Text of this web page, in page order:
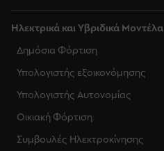
Ηλεκτρικά και Υβριδικά Μοντέλα
Δημόσια Φόρτιση
Υπολογιστής εξοικονόμησης
Υπολογιστής Αυτονομίας
Οικιακή Φόρτιση
Συμβουλές Ηλεκτροκίνησης